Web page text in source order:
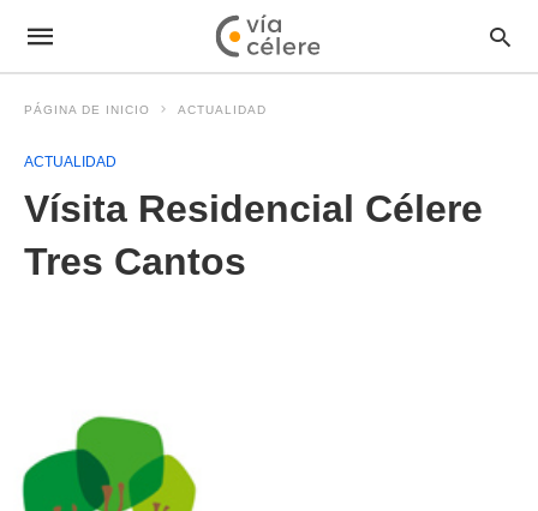
PÁGINA DE INICIO ACTUALIDAD
ACTUALIDAD
Vísita Residencial Célere
Tres Cantos